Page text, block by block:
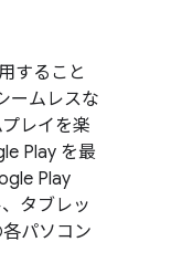
すること
ームレスな
レイを楽
Play を最
Play
タブレッ
パソコン